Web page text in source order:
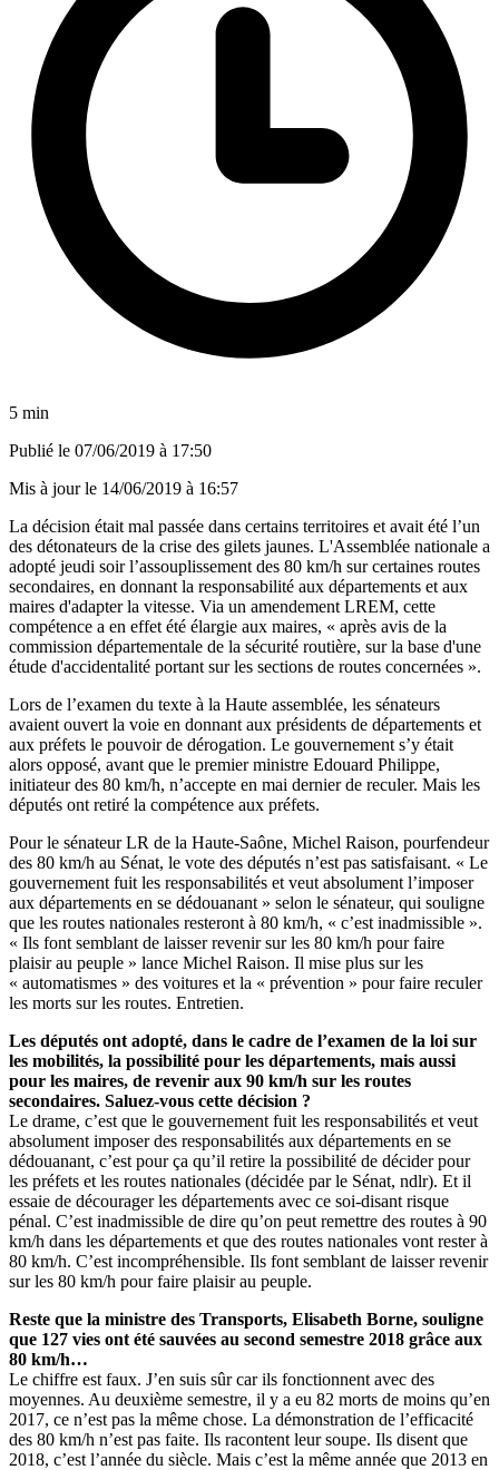
5 min
Publié le 07/06/2019 à 17:50
Mis à jour le 14/06/2019 à 16:57
La décision était mal passée dans certains territoires et avait été l’un
des détonateurs de la crise des gilets jaunes. L'Assemblée nationale a
adopté jeudi soir l’assouplissement des 80 km/h sur certaines routes
secondaires, en donnant la responsabilité aux départements et aux
maires d'adapter la vitesse. Via un amendement LREM, cette
compétence a en effet été élargie aux maires, « après avis de la
commission départementale de la sécurité routière, sur la base d'une
étude d'accidentalité portant sur les sections de routes concernées ».
Lors de l’examen du texte à la Haute assemblée, les sénateurs
avaient ouvert la voie en donnant aux présidents de départements et
aux préfets le pouvoir de dérogation. Le gouvernement s’y était
alors opposé, avant que le premier ministre Edouard Philippe,
initiateur des 80 km/h, n’accepte en mai dernier de reculer. Mais les
députés ont retiré la compétence aux préfets.
Pour le sénateur LR de la Haute-Saône, Michel Raison, pourfendeur
des 80 km/h au Sénat, le vote des députés n’est pas satisfaisant. « Le
gouvernement fuit les responsabilités et veut absolument l’imposer
aux départements en se dédouanant » selon le sénateur, qui souligne
que les routes nationales resteront à 80 km/h, « c’est inadmissible ».
« Ils font semblant de laisser revenir sur les 80 km/h pour faire
plaisir au peuple » lance Michel Raison. Il mise plus sur les
« automatismes » des voitures et la « prévention » pour faire reculer
les morts sur les routes. Entretien.
Les députés ont adopté, dans le cadre de l’examen de la loi sur
les mobilités, la possibilité pour les départements, mais aussi
pour les maires, de revenir aux 90 km/h sur les routes
secondaires. Saluez-vous cette décision ?
Le drame, c’est que le gouvernement fuit les responsabilités et veut
absolument imposer des responsabilités aux départements en se
dédouanant, c’est pour ça qu’il retire la possibilité de décider pour
les préfets et les routes nationales (décidée par le Sénat, ndlr). Et il
essaie de décourager les départements avec ce soi-disant risque
pénal. C’est inadmissible de dire qu’on peut remettre des routes à 90
km/h dans les départements et que des routes nationales vont rester à
80 km/h. C’est incompréhensible. Ils font semblant de laisser revenir
sur les 80 km/h pour faire plaisir au peuple.
Reste que la ministre des Transports, Elisabeth Borne, souligne
que 127 vies ont été sauvées au second semestre 2018 grâce aux
80 km/h…
Le chiffre est faux. J’en suis sûr car ils fonctionnent avec des
moyennes. Au deuxième semestre, il y a eu 82 morts de moins qu’en
2017, ce n’est pas la même chose. La démonstration de l’efficacité
des 80 km/h n’est pas faite. Ils racontent leur soupe. Ils disent que
2018, c’est l’année du siècle. Mais c’est la même année que 2013 en